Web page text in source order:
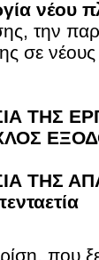
νέου
την
σε
ΤΗΣ
που